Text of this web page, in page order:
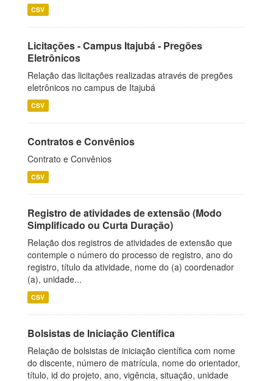
CSV
Licitações - Campus Itajubá - Pregões
Eletrônicos
Relação das licitações realizadas através de pregões
eletrônicos no campus de Itajubá
CSV
Contratos e Convênios
Contrato e Convênios
CSV
Registro de atividades de extensão (Modo
Simplificado ou Curta Duração)
Relação dos registros de atividades de extensão que
contemple o número do processo de registro, ano do
registro, título da atividade, nome do (a) coordenador
(a), unidade...
CSV
Bolsistas de Iniciação Científica
Relação de bolsistas de iniciação científica com nome
do discente, número de matrícula, nome do orientador,
título, id do projeto, ano, vigência, situação, unidade